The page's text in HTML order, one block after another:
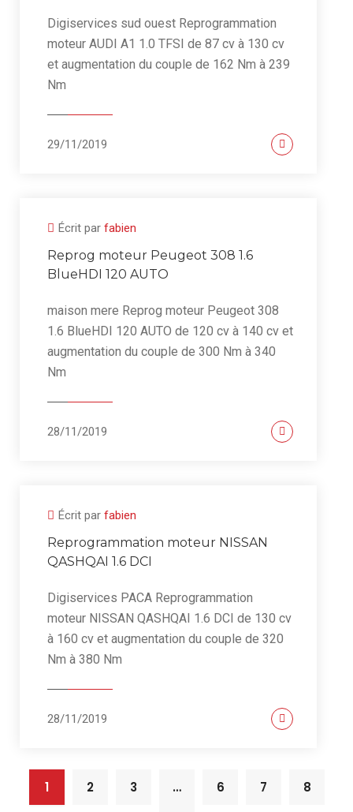
Digiservices sud ouest Reprogrammation
moteur AUDI A1 1.0 TFSI de 87 cv à 130 cv
et augmentation du couple de 162 Nm à 239
Nm
29/11/2019
Écrit par fabien
Reprog moteur Peugeot 308 1.6
BlueHDI 120 AUTO
maison mere Reprog moteur Peugeot 308
1.6 BlueHDI 120 AUTO de 120 cv à 140 cv et
augmentation du couple de 300 Nm à 340
Nm
28/11/2019
Écrit par fabien
Reprogrammation moteur NISSAN
QASHQAI 1.6 DCI
Digiservices PACA Reprogrammation
moteur NISSAN QASHQAI 1.6 DCI de 130 cv
à 160 cv et augmentation du couple de 320
Nm à 380 Nm
28/11/2019
1 2 3 … 6 7 8